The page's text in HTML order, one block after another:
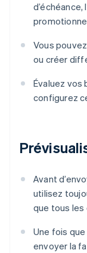
Vous
ou créer
Évaluez vos
configurez
Avant
utilisez
que tous
Une fois
envoyer la